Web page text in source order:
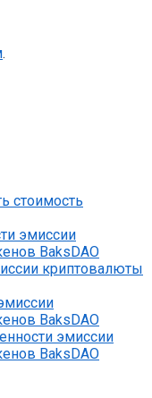
.
стоимость
эмиссии
BaksDAO
криптовалюты
BaksDAO
эмиссии
BaksDAO